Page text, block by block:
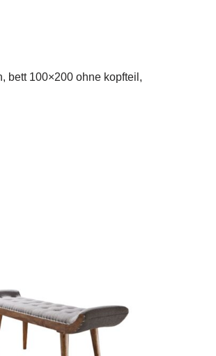
bett 100×200 ohne kopfteil,